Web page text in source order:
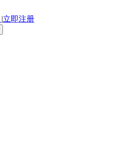
|立即注册